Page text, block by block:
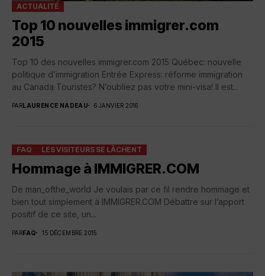
ACTUALITÉ
Top 10 nouvelles immigrer.com
2015
Top 10 des nouvelles immigrer.com 2015 Québec: nouvelle
politique d’immigration Entrée Express: réforme immigration
au Canada Touristes? N’oubliez pas votre mini-visa! Il est...
PAR LAURENCE NADEAU 6 JANVIER 2016
FAQ LES VISITEURS SE LÂCHENT
Hommage à IMMIGRER.COM
De man_ofthe_world Je voulais par ce fil rendre hommage et
bien tout simplement à IMMIGRER.COM Débattre sur l’apport
positif de ce site, un...
PARFAQ 15 DÉCEMBRE 2015